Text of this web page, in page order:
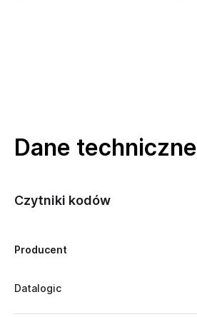
Dane techniczne
Czytniki kodów
Producent
Datalogic